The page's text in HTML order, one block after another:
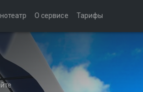
О сервисе Тарифы